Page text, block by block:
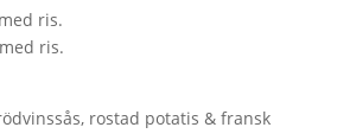
ris.
ris.
rostad potatis & fransk